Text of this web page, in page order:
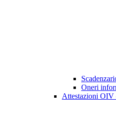
Oneri
Attestazioni OIV